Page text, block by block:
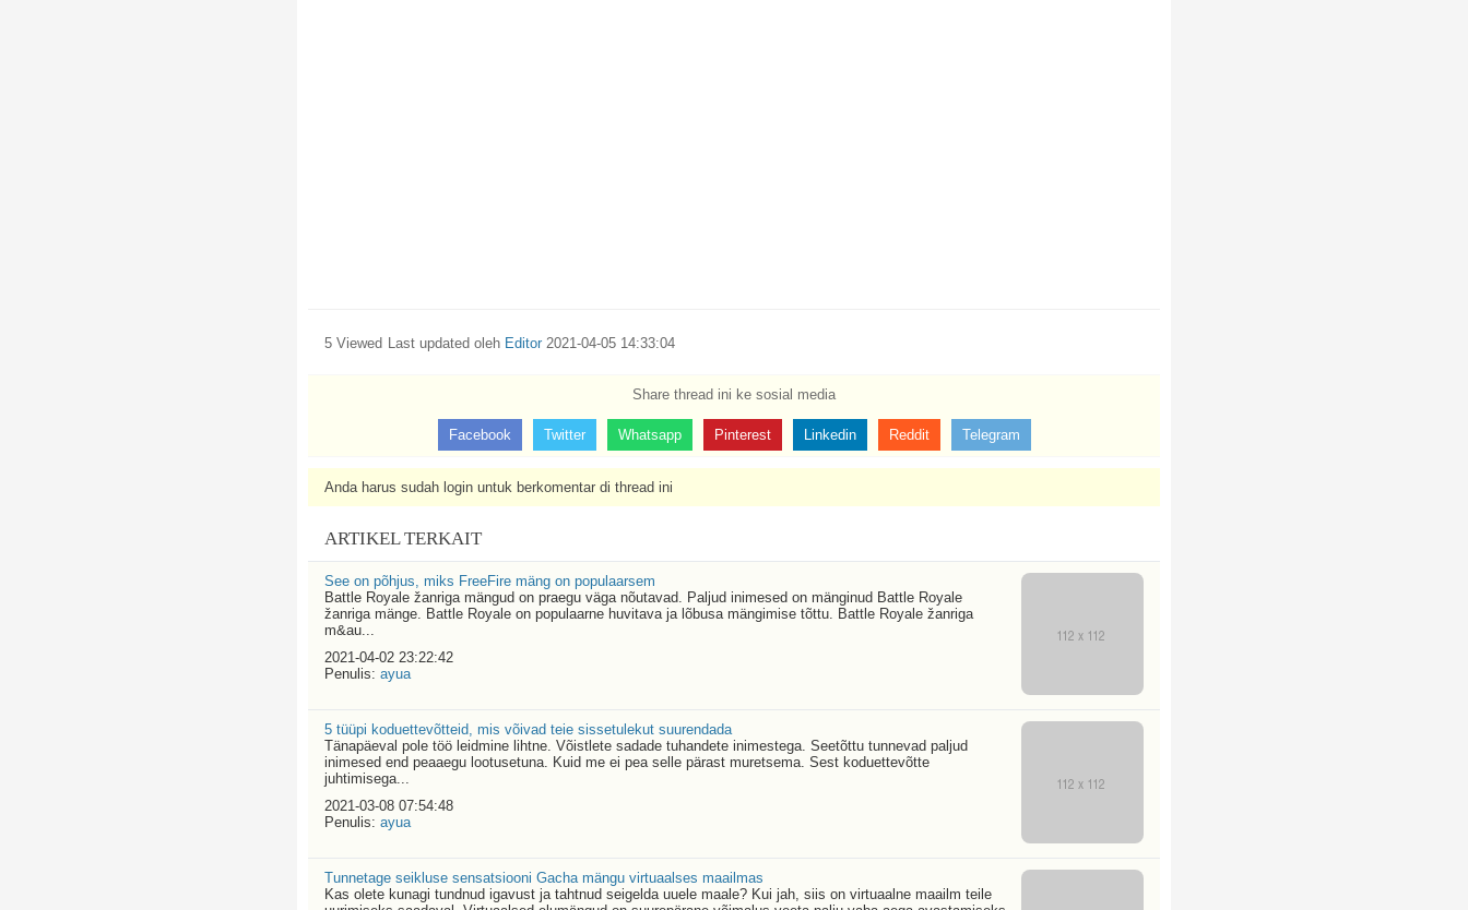
5 Viewed Last updated oleh Editor 2021-04-05 14:33:04
Share thread ini ke sosial media
Facebook Twitter Whatsapp Pinterest Linkedin Reddit Telegram
Anda harus sudah login untuk berkomentar di thread ini
ARTIKEL TERKAIT
See on põhjus, miks FreeFire mäng on populaarsem
Battle Royale žanriga mängud on praegu väga nõutavad. Paljud inimesed on mänginud Battle Royale
žanriga mänge. Battle Royale on populaarne huvitava ja lõbusa mängimise tõttu. Battle Royale žanriga
m&au...
2021-04-02 23:22:42
Penulis: ayua
5 tüüpi koduettevõtteid, mis võivad teie sissetulekut suurendada
Tänapäeval pole töö leidmine lihtne. Võistlete sadade tuhandete inimestega. Seetõttu tunnevad paljud
inimesed end peaaegu lootusetuna. Kuid me ei pea selle pärast muretsema. Sest koduettevõtte
juhtimisega...
2021-03-08 07:54:48
Penulis: ayua
Tunnetage seikluse sensatsiooni Gacha mängu virtuaalses maailmas
Kas olete kunagi tundnud igavust ja tahtnud seigelda uuele maale? Kui jah, siis on virtuaalne maailm teile